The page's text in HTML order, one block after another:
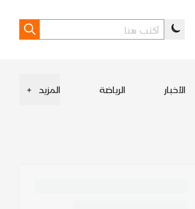
الأخبار الرياضة المزيد +